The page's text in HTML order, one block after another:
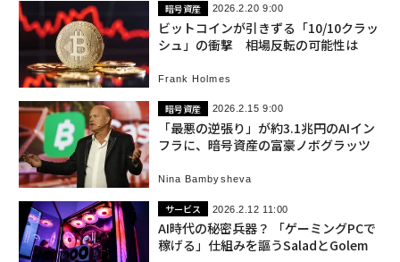
暗号資産 2026.2.20 9:00
ビットコインが引きずる「10/10クラッ
シュ」の衝撃 相場反転の可能性は
Frank Holmes
暗号資産 2026.2.15 9:00
「最悪の逆張り」が約3.1兆円のAIイン
フラに、暗号資産の富豪ノボグラッツ
Nina Bambysheva
サービス 2026.2.12 11:00
AI時代の秘密兵器？ 「ゲーミングPCで
稼げる」仕組みを謳うSaladとGolem